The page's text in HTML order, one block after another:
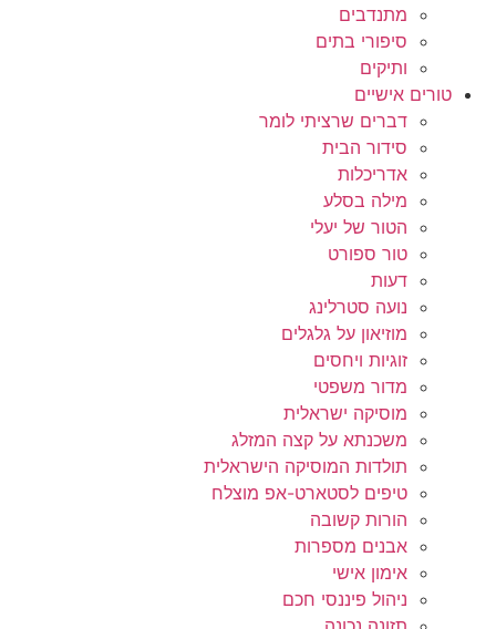
מתנדבים
סיפורי בתים
ותיקים
טורים אישיים
דברים שרציתי לומר
סידור הבית
אדריכלות
מילה בסלע
הטור של יעלי
טור ספורט
דעות
נועה סטרלינג
מוזיאון על גלגלים
זוגיות ויחסים
מדור משפטי
מוסיקה ישראלית
משכנתא על קצה המזלג
תולדות המוסיקה הישראלית
טיפים לסטארט-אפ מוצלח
הורות קשובה
אבנים מספרות
אימון אישי
ניהול פיננסי חכם